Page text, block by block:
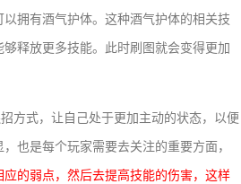
拥有酒气护体。这种酒气护体的相关技
释放更多技能。此时刷图就会变得更加
方式，让自己处于更加主动的状态，以便
也是每个玩家需要去关注的重要方面，
的弱点，然后去提高技能的伤害，这样